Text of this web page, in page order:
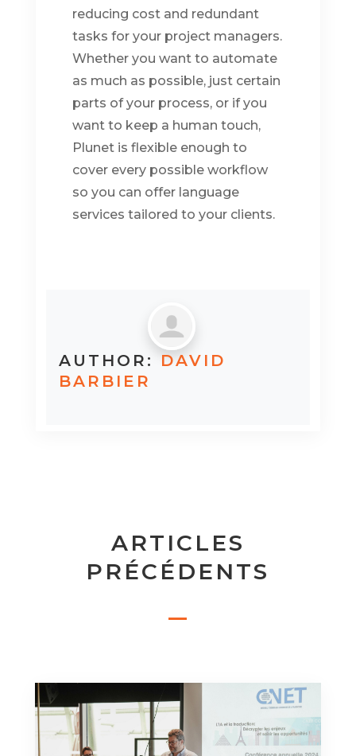
reducing cost and redundant
tasks for your project managers.
Whether you want to automate
as much as possible, just certain
parts of your process, or if you
want to keep a human touch,
Plunet is flexible enough to
cover every possible workflow
so you can offer language
services tailored to your clients.
AUTHOR: DAVID
BARBIER
ARTICLES
PRÉCÉDENTS